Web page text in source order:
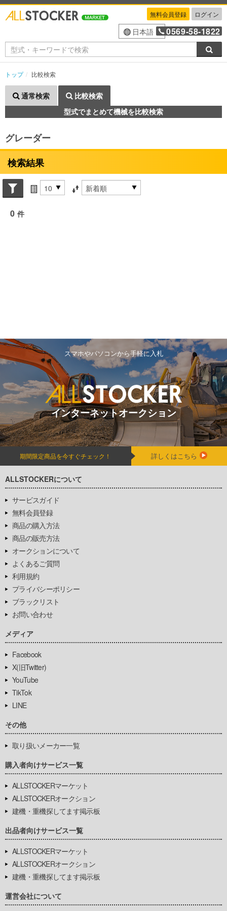
無料会員登録 ログイン
日本語 0569-58-1822
トップ 比較検索
通常検索
比較検索
型式でまとめて機械を比較検索
グレーダー
検索結果
Search conditions
件数 並び替え条件
0 件
スマホやパソコンから手軽に入札
インターネットオークション
期間限定商品を今すぐチェック！ 詳しくはこちら
ALLSTOCKERについて
サービスガイド
無料会員登録
商品の購入方法
商品の販売方法
オークションについて
よくあるご質問
利用規約
プライバシーポリシー
ブラックリスト
お問い合わせ
メディア
Facebook
X(旧Twitter)
YouTube
TikTok
LINE
その他
取り扱いメーカー一覧
購入者向けサービス一覧
ALLSTOCKERマーケット
ALLSTOCKERオークション
建機・重機探してます掲示板
出品者向けサービス一覧
ALLSTOCKERマーケット
ALLSTOCKERオークション
建機・重機探してます掲示板
運営会社について